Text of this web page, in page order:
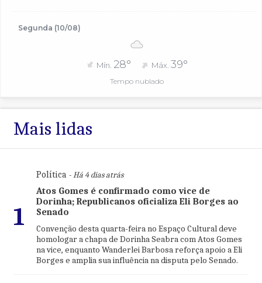
Segunda (10/08)
Mín. 28° Máx. 39°
Tempo nublado
Mais lidas
1
Política- Há 4 dias atrás
Atos Gomes é confirmado como vice de
Dorinha; Republicanos oficializa Eli Borges ao
Senado
Convenção desta quarta-feira no Espaço Cultural deve
homologar a chapa de Dorinha Seabra com Atos Gomes
na vice, enquanto Wanderlei Barbosa reforça apoio a Eli
Borges e amplia sua influência na disputa pelo Senado.